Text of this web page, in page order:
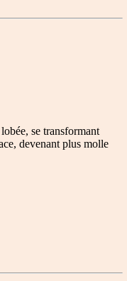
se transformant
devenant plus molle